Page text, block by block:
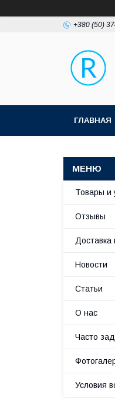
+380 (50)
ГЛАВНАЯ
Товары и
Отзывы
Доставка
Новости
Статьи
О нас
Часто
Условия